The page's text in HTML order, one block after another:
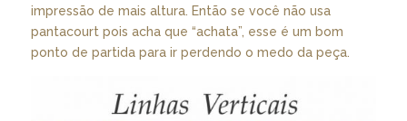
impressão de mais altura. Então se você não usa
pantacourt pois acha que “achata”, esse é um bom
ponto de partida para ir perdendo o medo da peça.